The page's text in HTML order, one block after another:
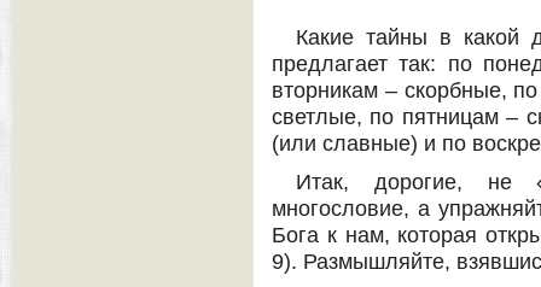
Какие тайны в какой
предлагает так: по
вторникам – скорбные,
светлые, по пятницам –
(или славные) и по
Итак, дорогие, не
многословие, а
Бога к нам, которая
9). Размышляйте,